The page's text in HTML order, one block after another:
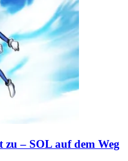
zu – SOL auf dem Weg